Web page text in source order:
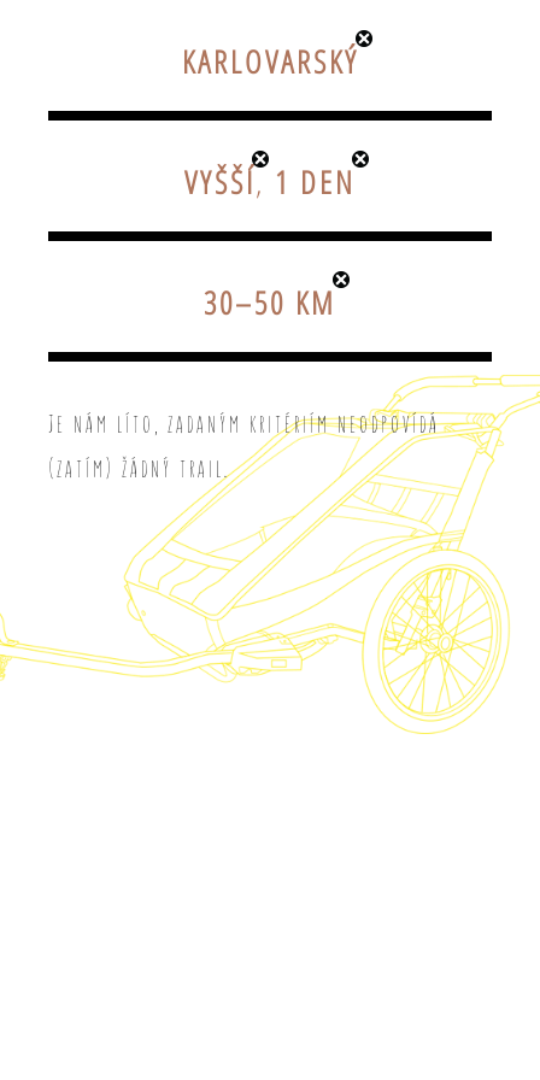
KARLOVARSKÝ
VYŠŠÍ, 1 DEN
30–50 KM
Je nám líto, zadaným kritériím neodpovídá
(zatím) žádný trail.